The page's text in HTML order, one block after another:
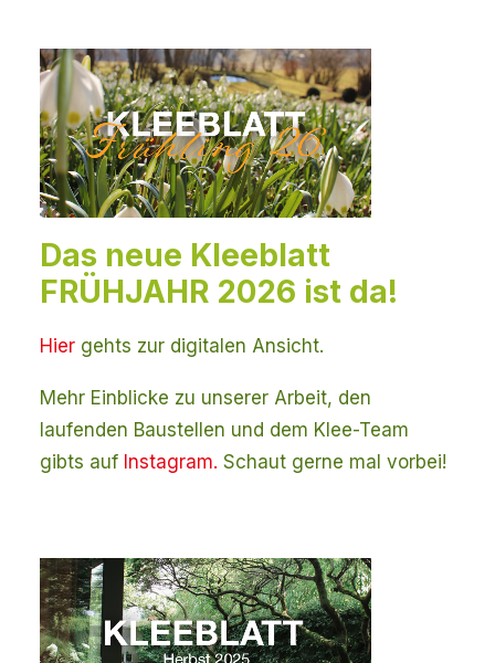
Das neue Kleeblatt
FRÜHJAHR 2026 ist da!
Hier gehts zur digitalen Ansicht.
Mehr Einblicke zu unserer Arbeit, den
laufenden Baustellen und dem Klee-Team
gibts auf Instagram. Schaut gerne mal vorbei!